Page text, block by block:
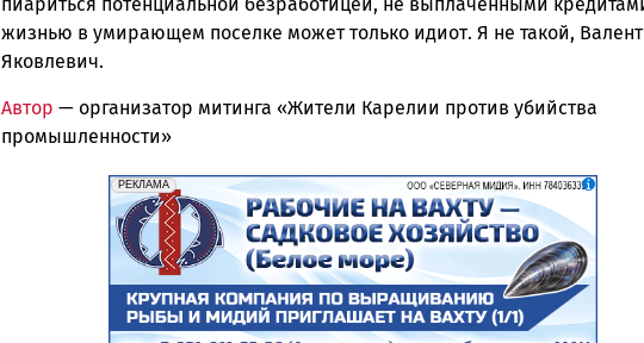
жизнью в умирающем поселке может только идиот. Я не такой,
Яковлевич.
Автор — организатор митинга «Жители Карелии против убийства
промышленности»
erid: 2SDnjf467GP
РЕКЛАМА
Реклама